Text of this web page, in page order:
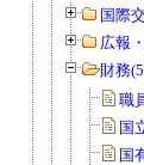
国際
広報
財務
職
国
国